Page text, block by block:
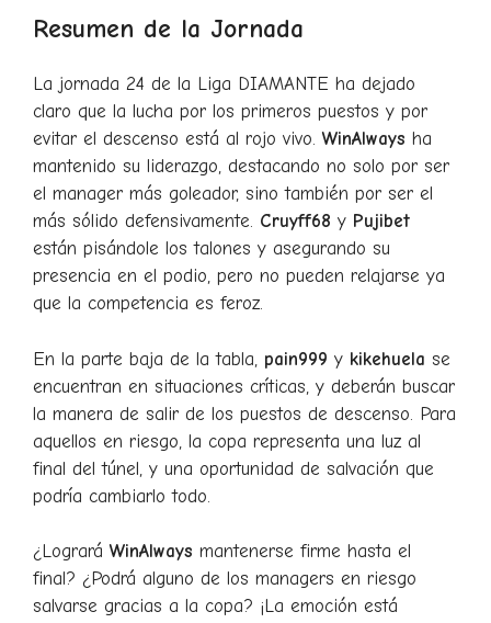
Resumen de la Jornada
La jornada 24 de la Liga DIAMANTE ha dejado
claro que la lucha por los primeros puestos y por
evitar el descenso está al rojo vivo. WinAlways ha
mantenido su liderazgo, destacando no solo por ser
el manager más goleador, sino también por ser el
más sólido defensivamente. Cruyff68 y Pujibet
están pisándole los talones y asegurando su
presencia en el podio, pero no pueden relajarse ya
que la competencia es feroz.
En la parte baja de la tabla, pain999 y kikehuela se
encuentran en situaciones críticas, y deberán buscar
la manera de salir de los puestos de descenso. Para
aquellos en riesgo, la copa representa una luz al
final del túnel, y una oportunidad de salvación que
podría cambiarlo todo.
¿Logrará WinAlways mantenerse firme hasta el
final? ¿Podrá alguno de los managers en riesgo
salvarse gracias a la copa? ¡La emoción está